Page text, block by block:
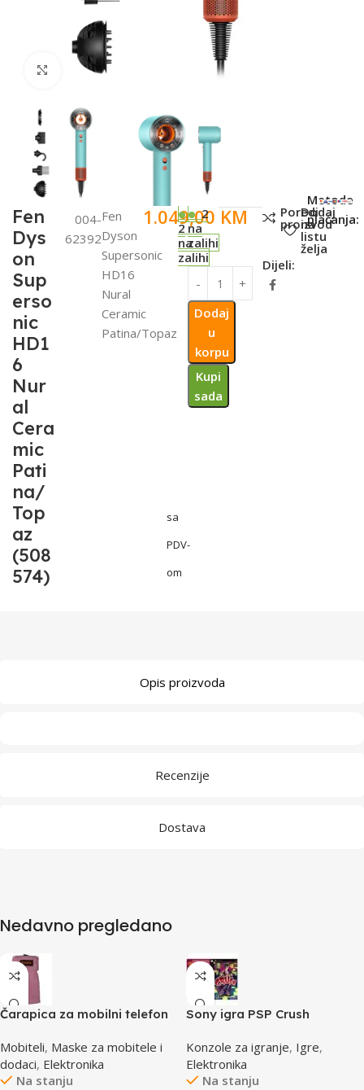
Click to enlarge
Fen
Dys
on
Sup
erso
nic
HD1
6
Nur
al
Cera
mic
Pati
na/
Top
az
(508
574)
SKU:
004-
62392
Fen
Dyson
Supersonic
HD16
Nural
Ceramic
Patina/Topaz
1.049,00 KM
sa
PDV-
om
2
na
zalihi
2
na
zalihi
Dodaj
u
korpu
Kupi
sada
Poredi
proizvod
Dodaj
na
listu
želja
Dijeli:
Metode
plaćanja:
Opis proizvoda
Recenzije
Dostava
Nedavno pregledano
Čarapica za mobilni telefon
65x100mm
Mobiteli, Maske za mobitele i
dodaci, Elektronika
Na stanju
Sony igra PSP Crush
Konzole za igranje, Igre,
Elektronika
Na stanju